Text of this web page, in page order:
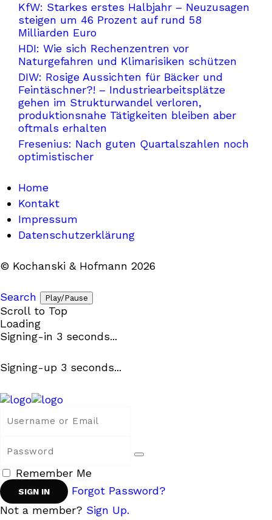
KfW: Starkes erstes Halbjahr – Neuzusagen
steigen um 46 Prozent auf rund 58
Milliarden Euro
HDI: Wie sich Rechenzentren vor
Naturgefahren und Klimarisiken schützen
DIW: Rosige Aussichten für Bäcker und
Feintäschner?! – Industriearbeitsplätze
gehen im Strukturwandel verloren,
produktionsnahe Tätigkeiten bleiben aber
oftmals erhalten
Fresenius: Nach guten Quartalszahlen noch
optimistischer
Home
Kontakt
Impressum
Datenschutzerklärung
© Kochanski & Hofmann 2026
Search Play/Pause
Scroll to Top
Loading
Signing-in 3 seconds...
Signing-up 3 seconds...
Remember Me
Forgot Password?
Not a member? Sign Up.